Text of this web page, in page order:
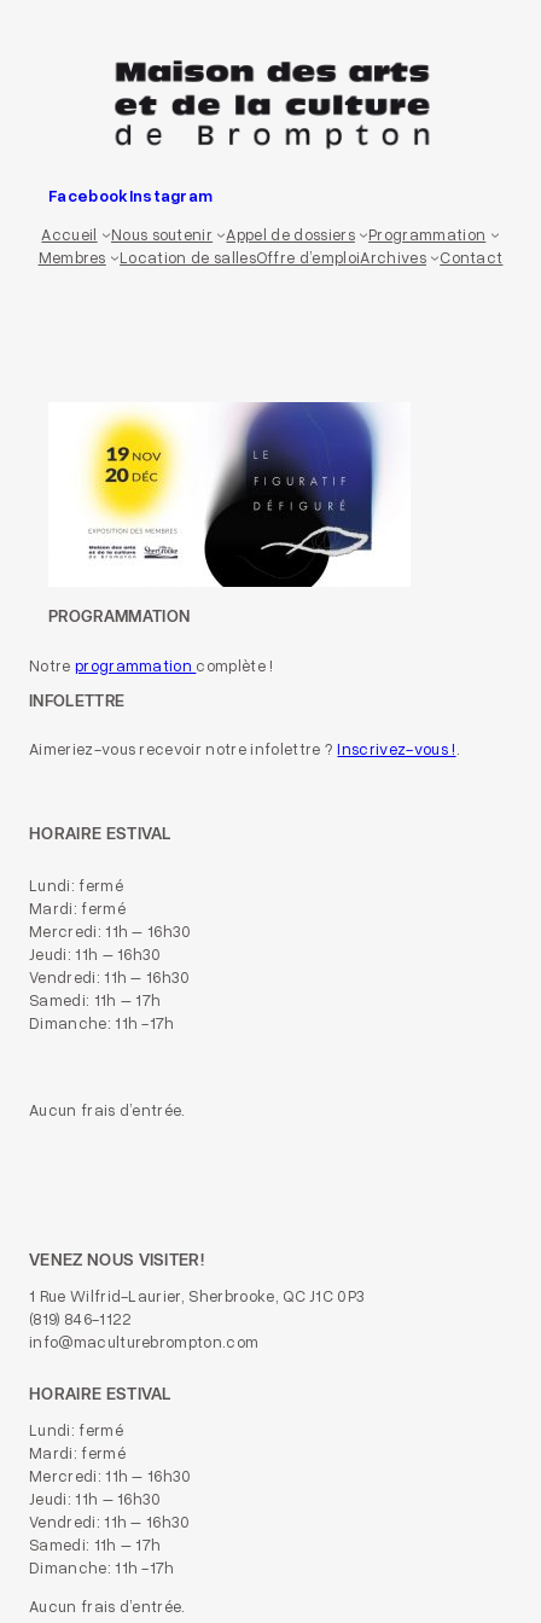
FacebookInstagram
Accueil
Nous soutenir Appel de dossiers
Programmation
Membres
Location de sallesOffre d’emploiArchives Contact
PROGRAMMATION
Notre programmation complète !
INFOLETTRE
Aimeriez-vous recevoir notre infolettre ?Inscrivez-vous !.
HORAIRE ESTIVAL
Lundi: fermé
Mardi: fermé
Mercredi: 11h – 16h30
Jeudi: 11h – 16h30
Vendredi: 11h – 16h30
Samedi: 11h – 17h
Dimanche: 11h -17h
Aucun frais d’entrée.
VENEZ NOUS VISITER!
1 Rue Wilfrid-Laurier, Sherbrooke, QC J1C 0P3
(819) 846-1122
info@maculturebrompton.com
HORAIRE ESTIVAL
Lundi: fermé
Mardi: fermé
Mercredi: 11h – 16h30
Jeudi: 11h – 16h30
Vendredi: 11h – 16h30
Samedi: 11h – 17h
Dimanche: 11h -17h
Aucun frais d’entrée.